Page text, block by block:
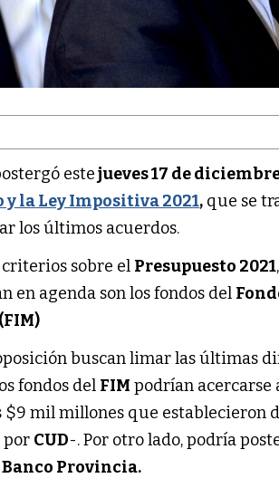
estejueves 17 de
y laLey Impositiva 2021, que se
los últimos acuerdos.
criterios sobre el Presupuesto 2021
en agenda son los fondos del
buscan limar las últimas
fondos del FIM podrían acercarse
$9 mil millones que establecieron
por CUD-. Por otro lado, podría
Banco Provincia.